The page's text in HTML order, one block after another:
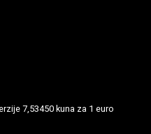
7,53450 kuna za 1 euro